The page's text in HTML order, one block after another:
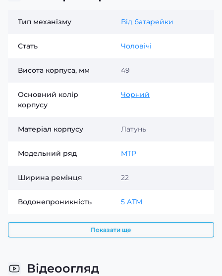
Тип механізму Від батарейки
Стать Чоловічі
Висота корпуса, мм 49
Основний колір
корпусу
Чорний
Матеріал корпусу Латунь
Модельний ряд MTP
Ширина ремінця 22
Водонепроникність 5 ATM
Показати ще
Відеоогляд